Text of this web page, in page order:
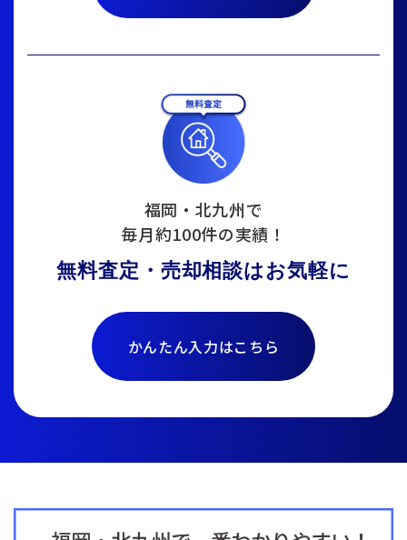
福岡・北九州で
毎月約100件の実績！
無料査定・売却相談はお気軽に
かんたん入力はこちら